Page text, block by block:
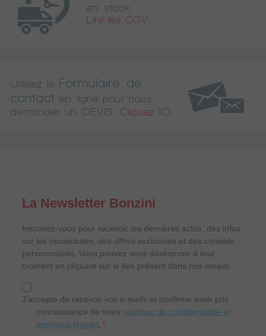
en stock
Lire les CGV
Utilisez le Formulaire de
contact en ligne pour nous
demander un DEVIS.
Cliquez ICI
La Newsletter Bonzini
Inscrivez-vous pour recevoir les dernières actus, des infos
sur les nouveautés, des offres exclusives et des conseils
personnalisés. Vous pouvez vous désinscrire à tout
moment en cliquant sur le lien présent dans nos emails.
J'accepte de recevoir vos e-mails et confirme avoir pris
connaissance de votre politique de confidentialité et
mentions légales.